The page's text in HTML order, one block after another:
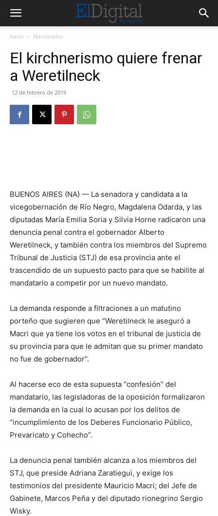
Inicio Nacionales
El kirchnerismo quiere frenar
a Weretilneck
12 de febrero de 2019
BUENOS AIRES (NA) — La senadora y candidata a la
vicegobernación de Río Negro, Magdalena Odarda, y las
diputadas María Emilia Soria y Silvia Horne radicaron una
denuncia penal contra el gobernador Alberto
Weretilneck, y también contra los miembros del Supremo
Tribunal de Justicia (STJ) de esa provincia ante el
trascendido de un supuesto pacto para que se habilite al
mandatario a competir por un nuevo mandato.
La demanda responde a filtraciones a un matutino
porteño que sugieren que “Weretilneck le aseguró a
Macri que ya tiene los votos en el tribunal de justicia de
su provincia para que le admitan que su primer mandato
no fue de gobernador”.
Al hacerse eco de esta supuesta “confesión” del
mandatario, las legisladoras de la oposición formalizaron
la demanda en la cual lo acusan por los delitos de
“incumplimiento de los Deberes Funcionario Público,
Prevaricato y Cohecho”.
La denuncia penal también alcanza a los miembros del
STJ, que preside Adriana Zaratiegui, y exige los
testimonios del presidente Mauricio Macri; del Jefe de
Gabinete, Marcos Peña y del diputado rionegrino Sergio
Wisky.